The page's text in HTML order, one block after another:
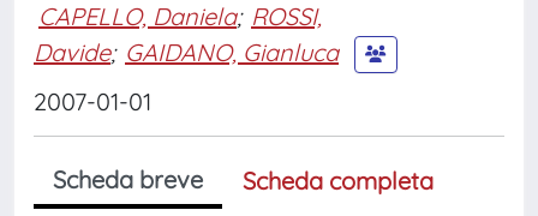
CAPELLO, Daniela; ROSSI,
Davide; GAIDANO, Gianluca
2007-01-01
Scheda breve
Scheda completa